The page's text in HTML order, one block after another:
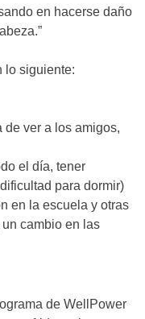
en hacerse daño
lo siguiente:
ver a los amigos,
el día, tener
para dormir)
en la escuela y otras
cambio en las
de WellPower